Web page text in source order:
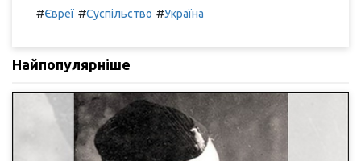
#Євреї #Суспільство #Україна
Найпопулярніше